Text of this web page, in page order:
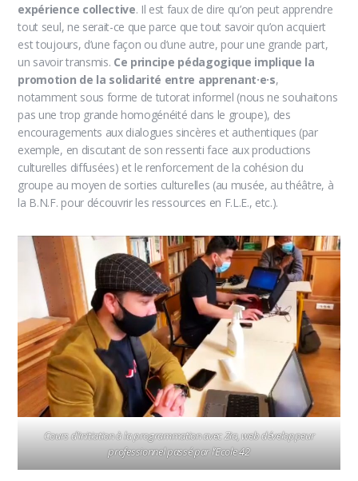
expérience collective. Il est faux de dire qu’on peut apprendre
tout seul, ne serait-ce que parce que tout savoir qu’on acquiert
est toujours, d’une façon ou d’une autre, pour une grande part,
un savoir transmis. Ce principe pédagogique implique la
promotion de la solidarité entre apprenant·e·s,
notamment sous forme de tutorat informel (nous ne souhaitons
pas une trop grande homogénéité dans le groupe), des
encouragements aux dialogues sincères et authentiques (par
exemple, en discutant de son ressenti face aux productions
culturelles diffusées) et le renforcement de la cohésion du
groupe au moyen de sorties culturelles (au musée, au théâtre, à
la B.N.F. pour découvrir les ressources en F.L.E., etc.).
Cours d’initiation à la programmation avec Zia, web développeur
professionnel passé par l’Ecole 42